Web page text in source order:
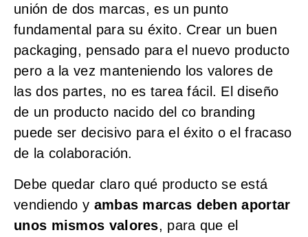
unión de dos marcas, es un punto
fundamental para su éxito. Crear un buen
packaging, pensado para el nuevo producto
pero a la vez manteniendo los valores de
las dos partes, no es tarea fácil. El diseño
de un producto nacido del co branding
puede ser decisivo para el éxito o el fracaso
de la colaboración.
Debe quedar claro qué producto se está
vendiendo y ambas marcas deben aportar
unos mismos valores, para que el